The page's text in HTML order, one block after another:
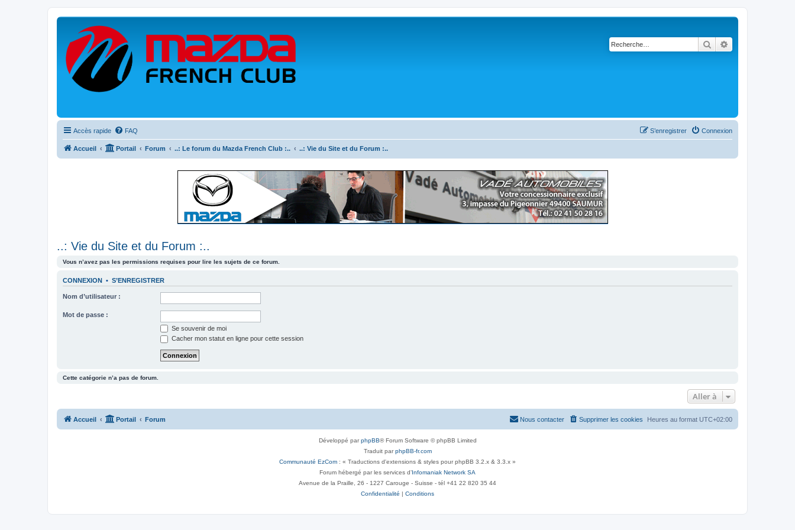
Rechercher
Accès rapide FAQ Connexion
S’enregistrer
Accueil Portail Forum ..: Le forum du Mazda French Club :.. ..: Vie du Site et du Forum :..
..: Vie du Site et du Forum :..
Vous n’avez pas les permissions requises pour lire les sujets de ce forum.
CONNEXION • S’ENREGISTRER
Nom d’utilisateur :
Mot de passe :
Se souvenir de moi
Cacher mon statut en ligne pour cette session
Cette catégorie n’a pas de forum.
Aller à
Accueil Portail Forum Heures au format UTC+02:00
Supprimer les cookies
Nous contacter
Développé parphpBB® Forum Software © phpBB Limited
Traduit parphpBB-fr.com
Communauté EzCom : « Traductions d'extensions & styles pour phpBB 3.2.x & 3.3.x »
Forum hébergé par les services d’Infomaniak Network SA
Avenue de la Praille, 26 - 1227 Carouge - Suisse - tél +41 22 820 35 44
Confidentialité | Conditions